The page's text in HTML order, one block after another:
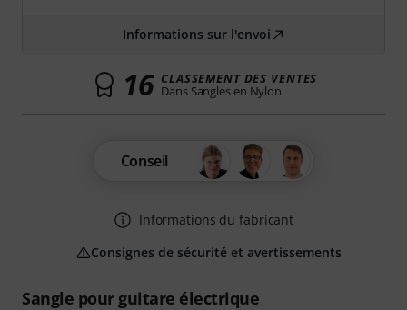
Sangle pour guitare électrique
Informations sur l'envoi
16 CLASSEMENT DES VENTES
Dans Sangles en Nylon
Conseil
Informations du fabricant
Consignes de sécurité et avertissements